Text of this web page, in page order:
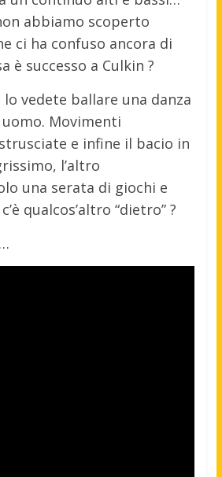
abbiamo scoperto
ci ha confuso ancora di
è successo a Culkin ?
vedete ballare una danza
Movimenti
e infine il bacio in
l’altro
una serata di giochi e
qualcos’altro “dietro” ?